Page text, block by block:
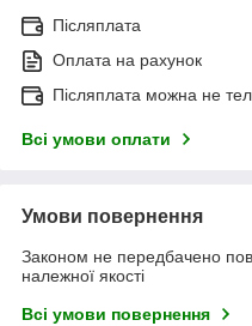
Післяплата
Оплата на рахунок
Післяплата можна не
Всі умови оплати
Умови повернення
Законом не передбачено
належної якості
Всі умови повернення